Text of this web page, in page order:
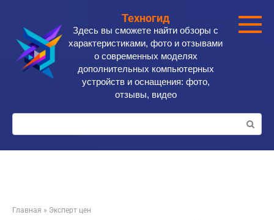
контенту
Техногид
Здесь вы сможете найти обзоры с
характеристиками, фото и отзывами
о современных моделях
дополнительных компьютерных
устройств и оснащения: фото,
отзывы, видео
Поиск:
Главная » Эксперт цен